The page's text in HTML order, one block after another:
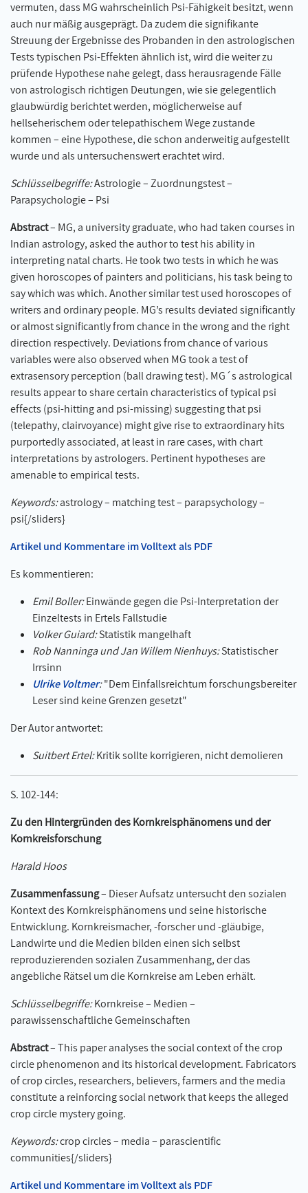
vermuten, dass MG wahrscheinlich Psi-Fähigkeit besitzt, wenn
auch nur mäßig ausgeprägt. Da zudem die signifikante
Streuung der Ergebnisse des Probanden in den astrologischen
Tests typischen Psi-Effekten ähnlich ist, wird die weiter zu
prüfende Hypothese nahe gelegt, dass herausragende Fälle
von astrologisch richtigen Deutungen, wie sie gelegentlich
glaubwürdig berichtet werden, möglicherweise auf
hellseherischem oder telepathischem Wege zustande
kommen – eine Hypothese, die schon anderweitig aufgestellt
wurde und als untersuchenswert erachtet wird.
Schlüsselbegriffe:Astrologie – Zuordnungstest –
Parapsychologie – Psi
Abstract– MG, a university graduate, who had taken courses in
Indian astrology, asked the author to test his ability in
interpreting natal charts. He took two tests in which he was
given horoscopes of painters and politicians, his task being to
say which was which. Another similar test used horoscopes of
writers and ordinary people. MG’s results deviated significantly
or almost significantly from chance in the wrong and the right
direction respectively. Deviations from chance of various
variables were also observed when MG took a test of
extrasensory perception (ball drawing test). MG´s astrological
results appear to share certain characteristics of typical psi
effects (psi-hitting and psi-missing) suggesting that psi
(telepathy, clairvoyance) might give rise to extraordinary hits
purportedly associated, at least in rare cases, with chart
interpretations by astrologers. Pertinent hypotheses are
amenable to empirical tests.
Keywords:astrology – matching test – parapsychology –
psi{/sliders}
Artikel und Kommentare im Volltext als PDF
Es kommentieren:
Emil Boller:Einwände gegen die Psi-Interpretation der
Einzeltests in Ertels Fallstudie
Volker Guiard:Statistik mangelhaft
Rob Nanninga und Jan Willem Nienhuys:Statistischer
Irrsinn
Ulrike Voltmer:"Dem Einfallsreichtum forschungsbereiter
Leser sind keine Grenzen gesetzt"
Der Autor antwortet:
Suitbert Ertel:Kritik sollte korrigieren, nicht demolieren
S. 102-144:
Zu den Hintergründen des Kornkreisphänomens und der
Kornkreisforschung
Harald Hoos
Zusammenfassung– Dieser Aufsatz untersucht den sozialen
Kontext des Kornkreisphänomens und seine historische
Entwicklung. Kornkreismacher, -forscher und -gläubige,
Landwirte und die Medien bilden einen sich selbst
reproduzierenden sozialen Zusammenhang, der das
angebliche Rätsel um die Kornkreise am Leben erhält.
Schlüsselbegriffe:Kornkreise – Medien –
parawissenschaftliche Gemeinschaften
Abstract– This paper analyses the social context of the crop
circle phenomenon and its historical development. Fabricators
of crop circles, researchers, believers, farmers and the media
constitute a reinforcing social network that keeps the alleged
crop circle mystery going.
Keywords:crop circles – media – parascientific
communities{/sliders}
Artikel und Kommentare im Volltext als PDF